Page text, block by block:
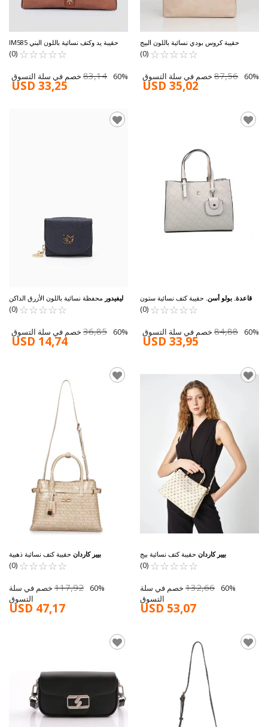
حقيبة يد وكتف نسائية باللون البني IM585
☆
☆
☆
☆
☆ ★
★
★
★
★
(0)
83,14 60% خصم في سلة التسوق
USD 33,25
حقيبة كروس بودي نسائية باللون البيج
IM332-7
☆
☆
☆
☆
☆ ★
★
★
★
★
(0)
87,56 60% خصم في سلة التسوق
USD 35,02
ليفيدور محفظة نسائية باللون الأزرق الداكن
910011
☆
☆
☆
☆
☆ ★
★
★
★
★
(0)
36,85 60% خصم في سلة التسوق
USD 14,74
قاعدة. بولو أسن. حقيبة كتف نسائية ستون
US24132
☆
☆
☆
☆
☆ ★
★
★
★
★
(0)
84,88 60% خصم في سلة التسوق
USD 33,95
بيير كاردان حقيبة كتف نسائية ذهبية
05PC25Y10411-PMN
☆
☆
☆
☆
☆ ★
★
★
★
★
(0)
117,92 60% خصم في سلة
التسوق
USD 47,17
بيير كاردان حقيبة كتف نسائية بيج
05PC25Y10315-MN☆
☆
☆
☆
☆ ★
★
★
★
★
(0)
132,66 60% خصم في سلة
التسوق
USD 53,07